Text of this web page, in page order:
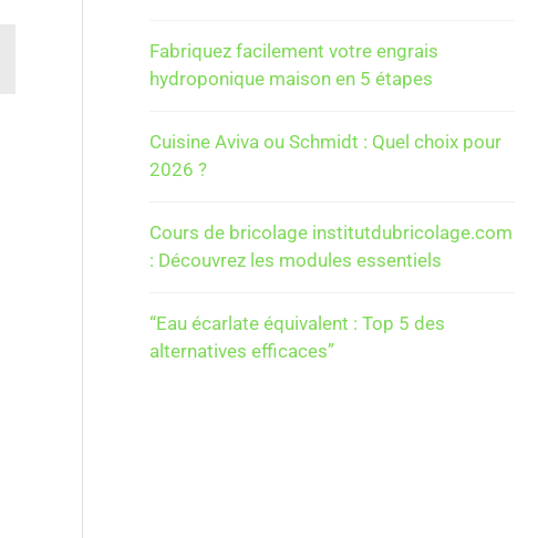
Fabriquez facilement votre engrais
hydroponique maison en 5 étapes
Cuisine Aviva ou Schmidt : Quel choix pour
2026 ?
Cours de bricolage institutdubricolage.com
: Découvrez les modules essentiels
“Eau écarlate équivalent : Top 5 des
alternatives efficaces”